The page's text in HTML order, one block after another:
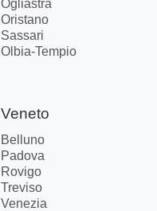
Ogliastra
Oristano
Sassari
Olbia-Tempio
Veneto
Belluno
Padova
Rovigo
Treviso
Venezia